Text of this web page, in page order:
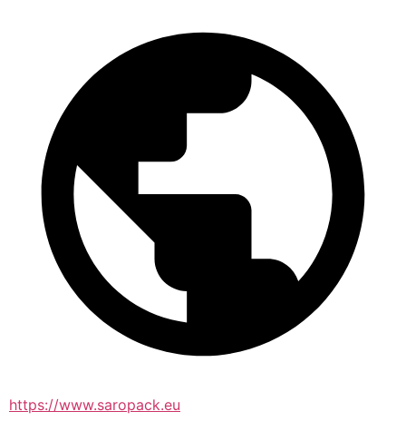
https://www.saropack.eu